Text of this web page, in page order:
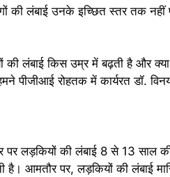
की लंबाई उनके इच्छित स्तर तक
लंबाई किस उम्र में बढ़ती है और
पीजीआई रोहतक में कार्यरत डॉ.
लड़कियों की लंबाई 8 से 13 साल
आमतौर पर, लड़कियों की लंबाई